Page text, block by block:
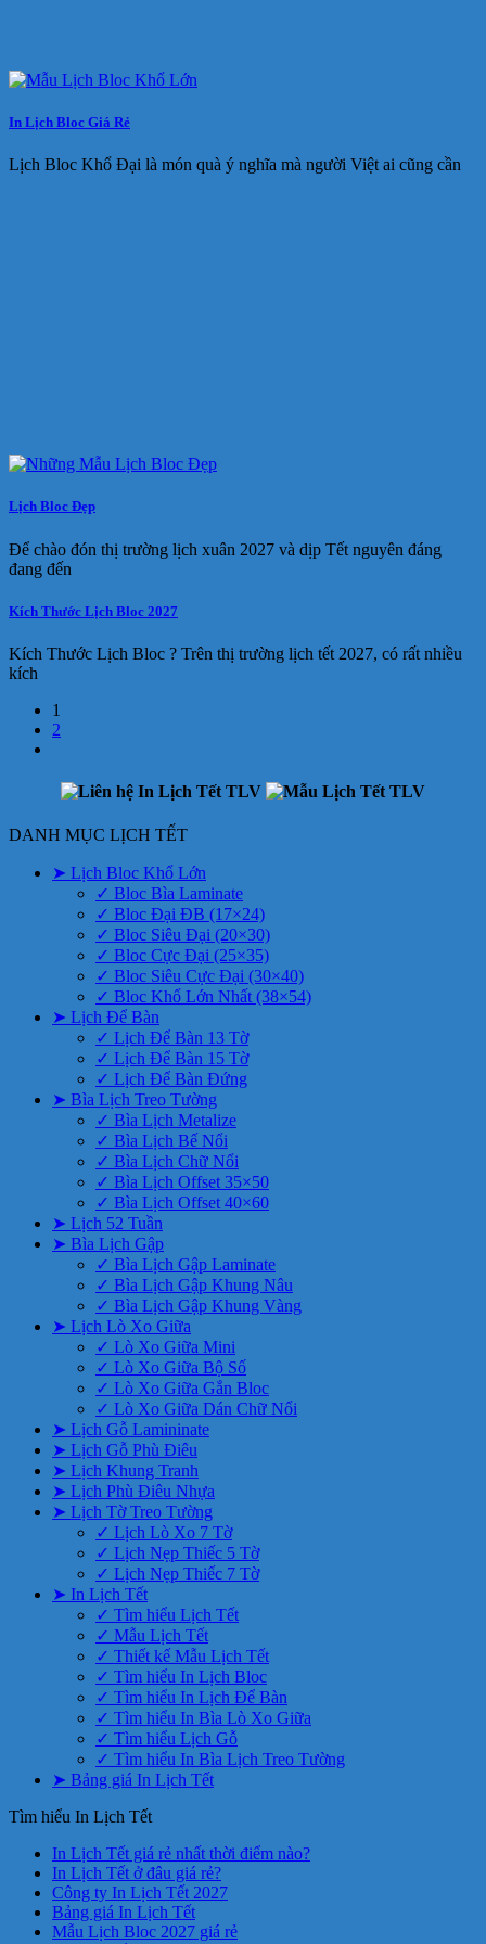
In Lịch Bloc Giá Rẻ
Lịch Bloc Khổ Đại là món quà ý nghĩa mà người Việt ai cũng cần
Lịch Bloc Đẹp
Để chào đón thị trường lịch xuân 2027 và dịp Tết nguyên đáng
đang đến
Kích Thước Lịch Bloc 2027
Kích Thước Lịch Bloc ? Trên thị trường lịch tết 2027, có rất nhiều
kích
1
2
DANH MỤC LỊCH TẾT
➤ Lịch Bloc Khổ Lớn
✓ Bloc Bìa Laminate
✓ Bloc Đại ĐB (17×24)
✓ Bloc Siêu Đại (20×30)
✓ Bloc Cực Đại (25×35)
✓ Bloc Siêu Cực Đại (30×40)
✓ Bloc Khổ Lớn Nhất (38×54)
➤ Lịch Để Bàn
✓ Lịch Để Bàn 13 Tờ
✓ Lịch Để Bàn 15 Tờ
✓ Lịch Để Bàn Đứng
➤ Bìa Lịch Treo Tường
✓ Bìa Lịch Metalize
✓ Bìa Lịch Bế Nổi
✓ Bìa Lịch Chữ Nổi
✓ Bìa Lịch Offset 35×50
✓ Bìa Lịch Offset 40×60
➤ Lịch 52 Tuần
➤ Bìa Lịch Gập
✓ Bìa Lịch Gập Laminate
✓ Bìa Lịch Gập Khung Nâu
✓ Bìa Lịch Gập Khung Vàng
➤ Lịch Lò Xo Giữa
✓ Lò Xo Giữa Mini
✓ Lò Xo Giữa Bộ Số
✓ Lò Xo Giữa Gắn Bloc
✓ Lò Xo Giữa Dán Chữ Nổi
➤ Lịch Gỗ Lamininate
➤ Lịch Gỗ Phù Điêu
➤ Lịch Khung Tranh
➤ Lịch Phù Điêu Nhựa
➤ Lịch Tờ Treo Tường
✓ Lịch Lò Xo 7 Tờ
✓ Lịch Nẹp Thiếc 5 Tờ
✓ Lịch Nẹp Thiếc 7 Tờ
➤ In Lịch Tết
✓ Tìm hiểu Lịch Tết
✓ Mẫu Lịch Tết
✓ Thiết kế Mẫu Lịch Tết
✓ Tìm hiểu In Lịch Bloc
✓ Tìm hiểu In Lịch Để Bàn
✓ Tìm hiểu In Bìa Lò Xo Giữa
✓ Tìm hiểu Lịch Gỗ
✓ Tìm hiểu In Bìa Lịch Treo Tường
➤ Bảng giá In Lịch Tết
Tìm hiểu In Lịch Tết
In Lịch Tết giá rẻ nhất thời điểm nào?Không
In Lịch Tết ở đâu giá rẻ?Không
có
luận
Công ty In Lịch Tết 2027Không
bình
Bảng giá In Lịch TếtKhông
có
Mẫu Lịch Bloc 2027 giá rẻKhông